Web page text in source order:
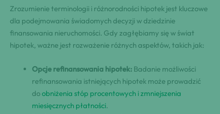
Zrozumienie terminologii i różnorodności hipotek jest kluczowe
dla podejmowania świadomych decyzji w dziedzinie
finansowania nieruchomości. Gdy zagłębiamy się w świat
hipotek, ważne jest rozważenie różnych aspektów, takich jak:
Opcje refinansowania hipotek: Badanie możliwości
refinansowania istniejących hipotek może prowadzić
doobniżenia stóp procentowych i zmniejszenia
miesięcznych płatności.